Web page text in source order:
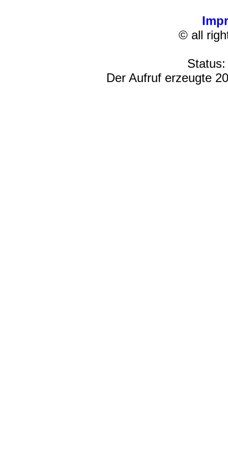
© all
Der Aufruf erzeugte